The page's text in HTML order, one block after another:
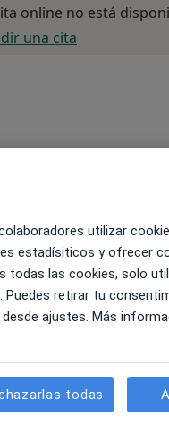
online no está
una cita
utilizar
estadísiticos y ofrecer
todas las cookies, solo
Puedes retirar tu
ajustes. Más
todas